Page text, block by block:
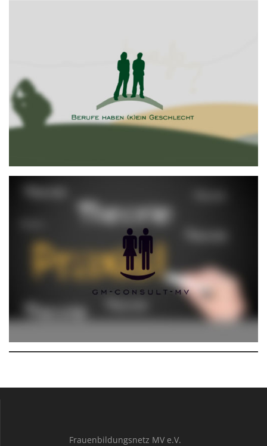
Frauenbildungsnetz MV e.V.